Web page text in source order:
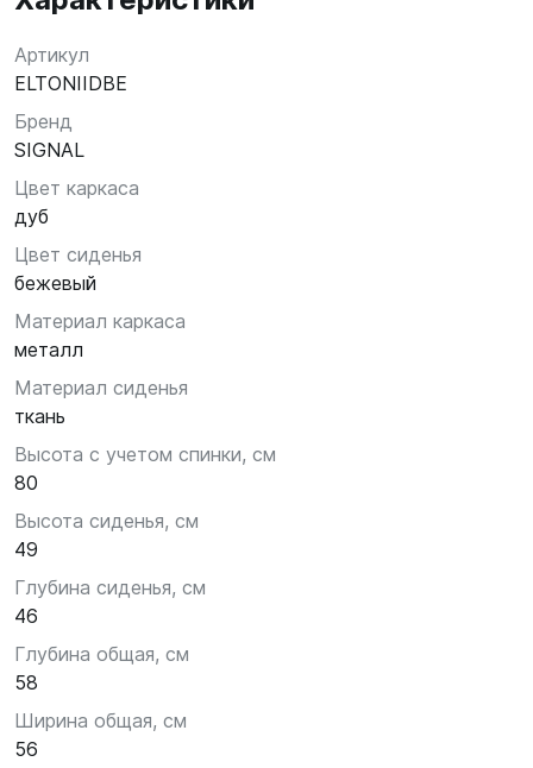
Артикул
ELTONIIDBE
Бренд
SIGNAL
Цвет каркаса
дуб
Цвет сиденья
бежевый
Материал каркаса
металл
Материал сиденья
ткань
Высота с учетом спинки, см
80
Высота сиденья, см
49
Глубина сиденья, см
46
Глубина общая, см
58
Ширина общая, см
56